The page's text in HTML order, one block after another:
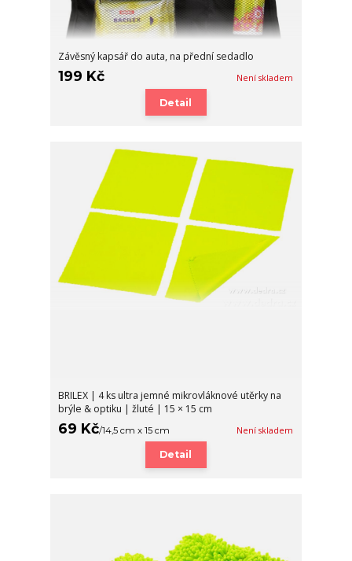
Závěsný kapsář do auta, na přední sedadlo
199 Kč Není skladem
Detail
BRILEX | 4 ks ultra jemné mikrovláknové utěrky na
brýle & optiku | žluté | 15 × 15 cm
69 Kč/14,5 cm x 15 cm Není skladem
Detail